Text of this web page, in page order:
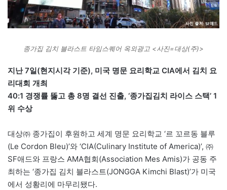
종가집 김치 블라스트 타임스퀘어 옥외광고 <사진=대상(주)>
지난 7일(현지시각 기준), 미국 명문 요리학교 CIA에서 김치 요
리대회 개최
40:1 경쟁률 뚫고 총 8명 결선 진출, ‘종가집김치 라이스 스택’ 1
위 수상
대상㈜ 종가집이 후원하고 세계 명문 요리학교 ‘르 꼬르동 블루
(Le Cordon Bleu)’와 ‘CIA(Culinary Institute of America)’, ㈜
SF애드와 프랑스 AMA협회(Association Mes Amis)가 공동 주
최하는 ‘종가집 김치 블라스트(JONGGA Kimchi Blast)’가 미국
에서 성황리에 마무리됐다.